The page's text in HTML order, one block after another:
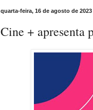
quarta-feira, 16 de agosto de 2023
Cine + apresenta